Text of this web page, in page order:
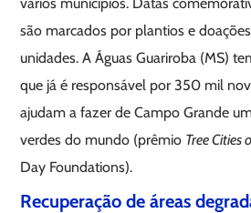
são marcados por plantios e
unidades. A Águas Guariroba (MS)
que já é responsável por 350 mil
ajudam a fazer de Campo Grande
verdes do mundo (prêmio Tree Cities
Day Foundations).
Recuperação de áreas